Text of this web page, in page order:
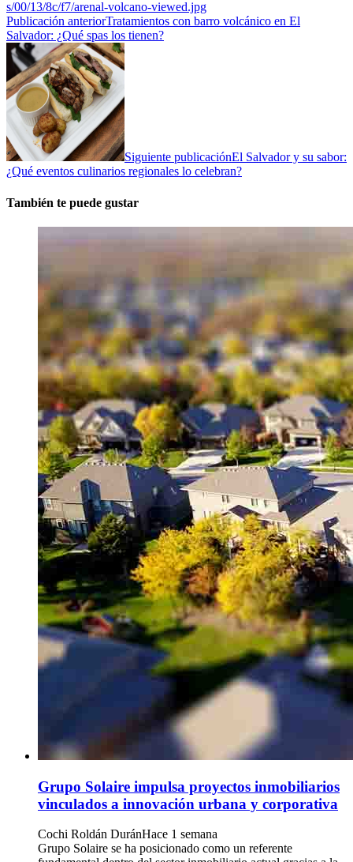
Publicación anteriorTratamientos con barro volcánico en El
Salvador: ¿Qué spas los tienen?
Siguiente publicaciónEl Salvador y su sabor:
¿Qué eventos culinarios regionales lo celebran?
También te puede gustar
Grupo Solaire impulsa proyectos inmobiliarios
vinculados a innovación urbana y corporativa
Cochi Roldán DuránHace 1 semana
Grupo Solaire se ha posicionado como un referente